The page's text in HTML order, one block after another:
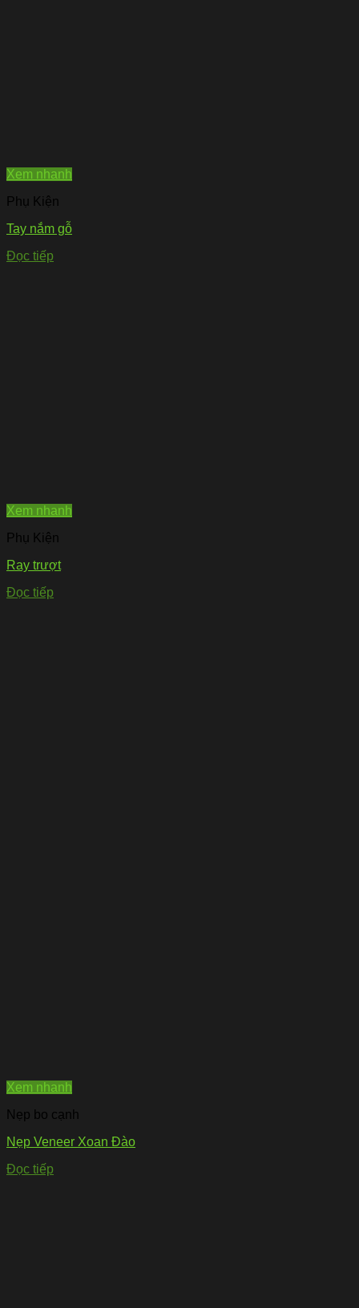
Xem nhanh
Phụ Kiện
Tay nắm gỗ
Đọc tiếp
Xem nhanh
Phụ Kiện
Ray trượt
Đọc tiếp
Xem nhanh
Nẹp bo cạnh
Nẹp Veneer Xoan Đào
Đọc tiếp